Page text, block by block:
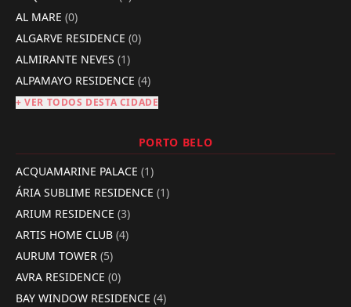
AL MARE (0)
ALGARVE RESIDENCE (0)
ALMIRANTE NEVES (1)
ALPAMAYO RESIDENCE (4)
+ VER TODOS DESTA CIDADE
PORTO BELO
ACQUAMARINE PALACE (1)
ÁRIA SUBLIME RESIDENCE (1)
ARIUM RESIDENCE (3)
ARTIS HOME CLUB (4)
AURUM TOWER (5)
AVRA RESIDENCE (0)
BAY WINDOW RESIDENCE (4)